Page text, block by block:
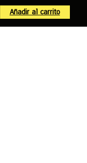
Añadir al carrito